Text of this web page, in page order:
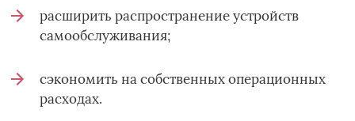
расширить распространение устройств
самообслуживания;
сэкономить на собственных операционных
расходах.